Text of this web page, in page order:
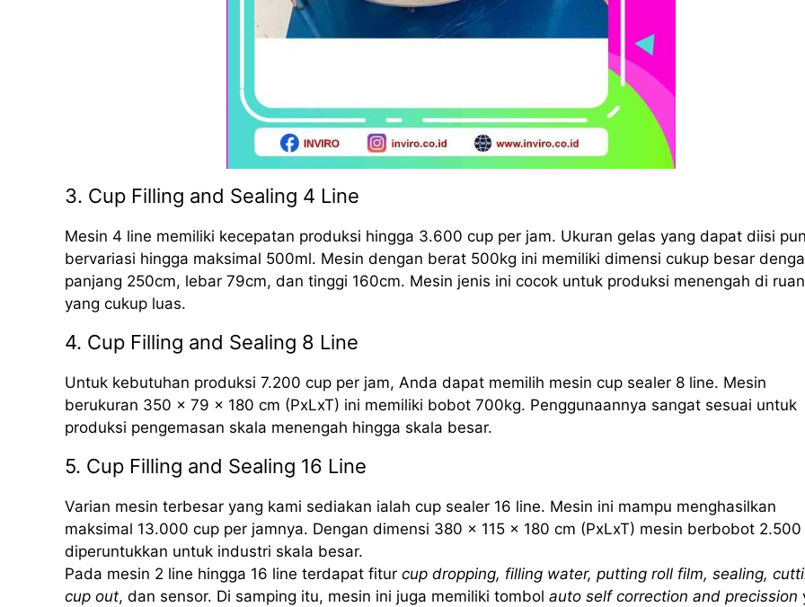
3. Cup Filling and Sealing 4 Line
Mesin 4 line memiliki kecepatan produksi hingga 3.600 cup per jam. Ukuran gelas yang dapat diisi pun
bervariasi hingga maksimal 500ml. Mesin dengan berat 500kg ini memiliki dimensi cukup besar
panjang 250cm, lebar 79cm, dan tinggi 160cm. Mesin jenis ini cocok untuk produksi menengah di
yang cukup luas.
4. Cup Filling and Sealing 8 Line
Untuk kebutuhan produksi 7.200 cup per jam, Anda dapat memilih mesin cup sealer 8 line. Mesin
berukuran 350 x 79 x 180 cm (PxLxT) ini memiliki bobot 700kg. Penggunaannya sangat sesuai untuk
produksi pengemasan skala menengah hingga skala besar.
5. Cup Filling and Sealing 16 Line
Varian mesin terbesar yang kami sediakan ialah cup sealer 16 line. Mesin ini mampu menghasilkan
maksimal 13.000 cup per jamnya. Dengan dimensi 380 x 115 x 180 cm (PxLxT) mesin berbobot 2.500
diperuntukkan untuk industri skala besar.
Pada mesin 2 line hingga 16 line terdapat fitur cup dropping, filling water, putting roll film, sealing,
cup out, dan sensor. Di samping itu, mesin ini juga memiliki tombol auto self correction and precission